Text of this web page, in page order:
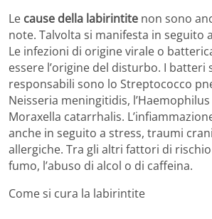
Le cause della labirintite non sono
note. Talvolta si manifesta in seguito
Le infezioni di origine virale o
essere l’origine del disturbo. I batteri
responsabili sono lo Streptococco
Neisseria meningitidis,
Moraxella catarrhalis.
anche in seguito a stress, traumi
allergiche. Tra gli altri fattori di
fumo, l’abuso di alcol o di caffeina.
Come si cura la labirintite